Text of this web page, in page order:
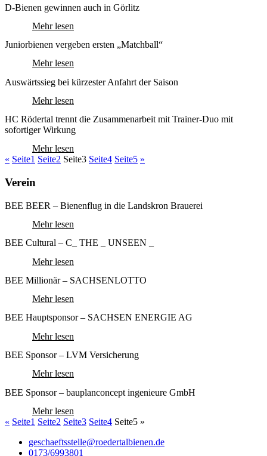
D-Bienen gewinnen auch in Görlitz
Mehr lesen
Juniorbienen vergeben ersten „Matchball“
Mehr lesen
Auswärtssieg bei kürzester Anfahrt der Saison
Mehr lesen
HC Rödertal trennt die Zusammenarbeit mit Trainer-Duo mit
sofortiger Wirkung
Mehr lesen
« Seite1 Seite2 Seite3 Seite4 Seite5 »
Verein
BEE BEER – Bienenflug in die Landskron Brauerei
Mehr lesen
BEE Cultural – C_ THE _ UNSEEN _
Mehr lesen
BEE Millionär – SACHSENLOTTO
Mehr lesen
BEE Hauptsponsor – SACHSEN ENERGIE AG
Mehr lesen
BEE Sponsor – LVM Versicherung
Mehr lesen
BEE Sponsor – bauplanconcept ingenieure GmbH
Mehr lesen
« Seite1 Seite2 Seite3 Seite4 Seite5 »
geschaeftsstelle@roedertalbienen.de
0173/6993801